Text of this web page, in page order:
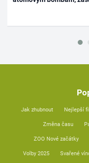
Jak zhubnout Nejlepší
Změna času
ZOO Nové začátky
Volby 2025 Svařené